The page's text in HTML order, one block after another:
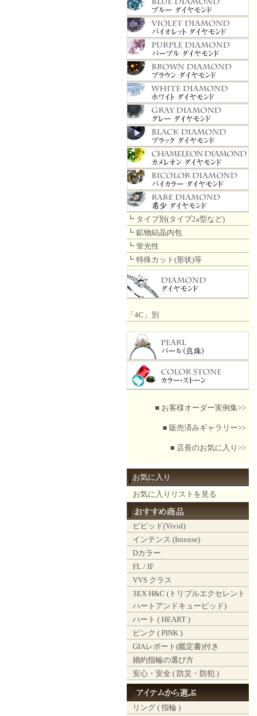
┗ タイプ別(タイプ2a型など)
┗ 鉱物結晶内包
┗ 蛍光性
┗ 特殊カット(形状)等
「4C」別
■ お客様オーダー実例集>>
■ 販売済みギャラリー>>
■ 店長のお気に入り>>
お気に入り
お気に入りリストを見る
ビビッド(Vivid)
インテンス (Intense)
Dカラー
FL / IF
VVS クラス
3EX H&C (トリプルエクセレント
ハートアンドキューピッド)
ハート ( HEART )
ピンク ( PINK )
GIAレポート(鑑定書)付き
婚約指輪の選び方
安心・安全 ( 防災・防犯 )
リング ( 指輪 )